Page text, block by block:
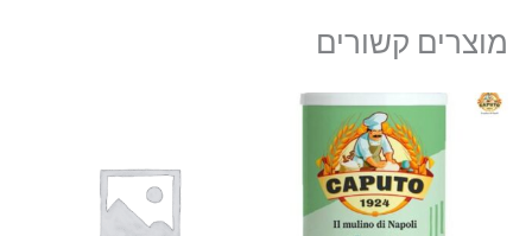
מוצרים קשורים